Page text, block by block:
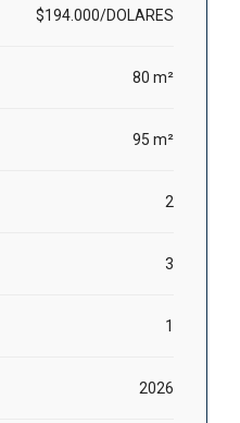
$194.000/DOLARES
80 m²
95 m²
2
3
1
2026